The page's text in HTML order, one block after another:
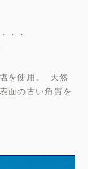
・・
を使用。 天然
面の古い角質を